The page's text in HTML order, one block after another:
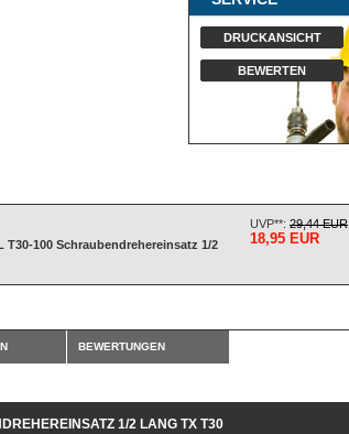
DRUCKANSICHT
BEWERTEN
T30-100 Schraubendrehereinsatz 1/2
UVP**: 29,44 EUR
18,95 EUR
BEWERTUNGEN
1/2 LANG TX T30